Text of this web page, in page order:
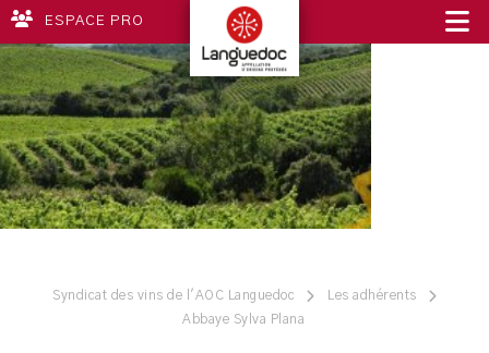
ESPACE PRO
Syndicat des vins de l'AOC Languedoc
Les adhérents
Abbaye Sylva Plana